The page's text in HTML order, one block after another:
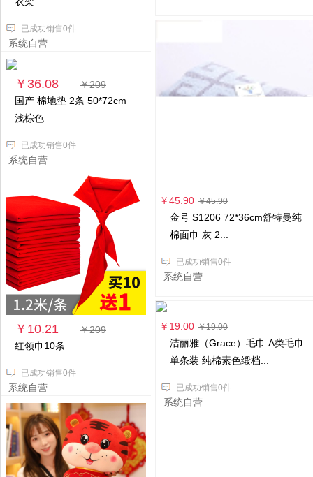
已成功销售0件
系统自营
￥36.08
￥209
国产 棉地垫 2条 50*72cm
浅棕色
已成功销售0件
系统自营
￥10.21
￥209
红领巾10条
已成功销售0件
系统自营
￥45.90 ￥45.90
金号 S1206 72*36cm舒特曼纯
棉面巾 灰 2...
已成功销售0件
系统自营
￥19.00 ￥19.00
洁丽雅（Grace）毛巾 A类毛巾
单条装 纯棉素色缎档...
已成功销售0件
系统自营